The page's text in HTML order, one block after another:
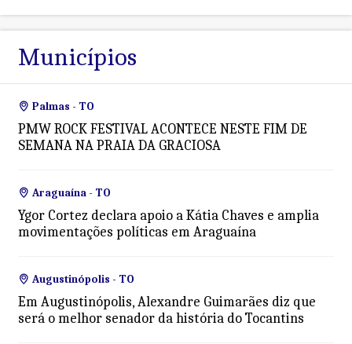
Municípios
Palmas - TO
PMW ROCK FESTIVAL ACONTECE NESTE FIM DE
SEMANA NA PRAIA DA GRACIOSA
Araguaína - TO
Ygor Cortez declara apoio a Kátia Chaves e amplia
movimentações políticas em Araguaína
Augustinópolis - TO
Em Augustinópolis, Alexandre Guimarães diz que
será o melhor senador da história do Tocantins